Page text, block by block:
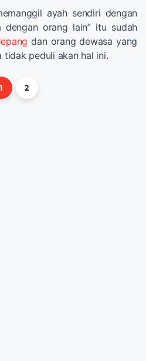
ayah sendiri dengan
orang lain” itu sudah
dan orang dewasa yang
peduli akan hal ini.
1 2